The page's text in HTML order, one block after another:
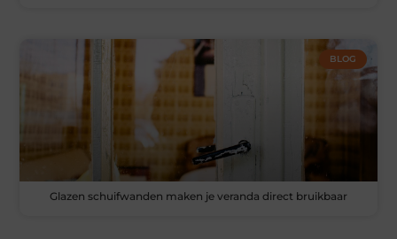
BLOG
Glazen schuifwanden maken je veranda direct bruikbaar